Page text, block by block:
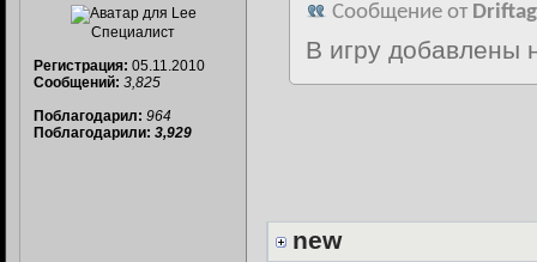
Специалист
Регистрация: 05.11.2010
Сообщений: 3,825
Поблагодарил: 964
Поблагодарили: 3,929
Сообщение от
В игру добавлены
new